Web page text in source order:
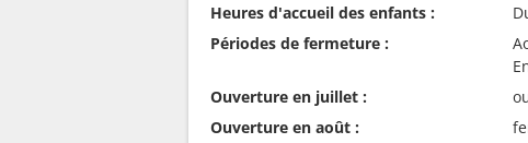
Heures d'accueil des enfants :
Périodes de fermeture :
Ouverture en juillet :
Ouverture en août :